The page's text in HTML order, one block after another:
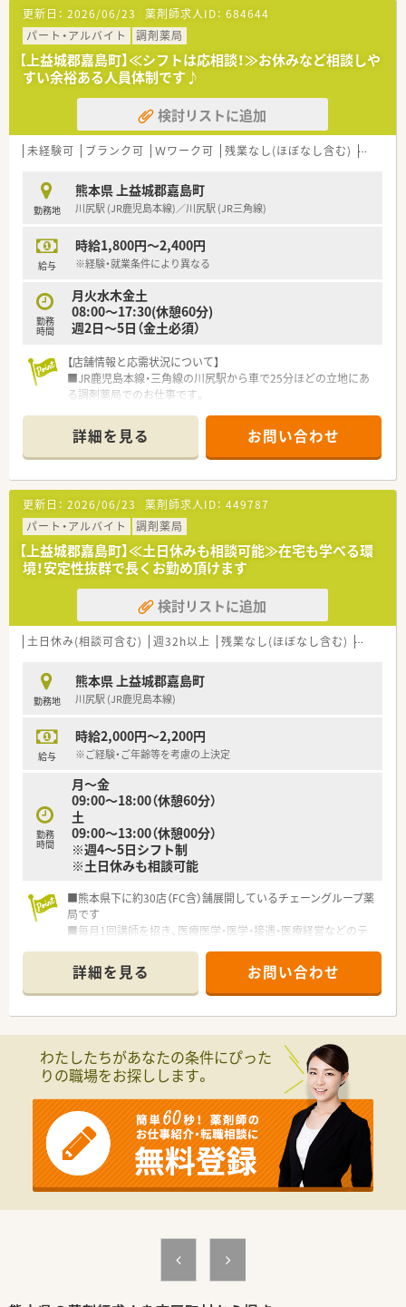
更新日： 2026/06/23 薬剤師求人ID： 684644
パート・アルバイト
調剤薬局
【上益城郡嘉島町】≪シフトは応相談！≫お休みなど相談しや
すい余裕ある人員体制です♪
検討リストに追加
未経験可 ブランク可 Ｗワーク可 残業なし(ほぼなし含む) 転勤な
勤務地
熊本県 上益城郡嘉島町
川尻駅 (JR鹿児島本線)／川尻駅 (JR三角線)
給与
時給1,800円～2,400円
※経験・就業条件により異なる
勤務
時間
月火水木金土
08:00～17:30(休憩60分)
週2日～5日（金土必須）
【店舗情報と応需状況について】
■JR鹿児島本線・三角線の川尻駅から車で25分ほどの立地にあ
る調剤薬局でのお仕事です。
おり、専門性を高めたい方にもおすすめです。
■薬剤師と事務が常時1〜2名体制で勤務しており、連携して業
務を進められますので安心です。
【募集背景と求める人物像について】
■今回は事業拡大に伴う増員募集のため、ゆとりをもった人員体
制が特徴で安心して働けます。
■未経験やブランクのある方も歓迎しており、子育て中の方も無
理なく勤務開始できます。
■経験やスキルよりも、協調性をもって業務に取り組める方を求
めている状況です。
【法人特徴について】
■熊本と福岡県大牟田市に3店舗の調剤薬局を展開する地域密着
■社員が働きやすい職場環境づくりに力を入れており、定着率も
高いのが特徴です。
■眼科や内科を中心に地域医療を支えながら、着実に事業を拡大
【求人情報について】
当していただきます。
■未経験やブランクがある方も応募可能で、丁寧に指導してもら
える環境が整っています。
■Wワークも可能で、ご自身のライフスタイルに合わせて働くこ
とができますよ。
詳細を見る お問い合わせ
更新日： 2026/06/23 薬剤師求人ID： 449787
パート・アルバイト
調剤薬局
【上益城郡嘉島町】≪土日休みも相談可能≫在宅も学べる環
境！安定性抜群で長くお勤め頂けます
検討リストに追加
土日休み(相談可含む) 週32h以上 残業なし(ほぼなし含む) 車通勤可
勤務地
熊本県 上益城郡嘉島町
川尻駅 (JR鹿児島本線)
給与
時給2,000円～2,200円
※ご経験・ご年齢等を考慮の上決定
勤務
時間
月～金
09:00～18:00（休憩60分）
土
09:00～13:00（休憩00分）
※週4～5日シフト制
※土日休みも相談可能
■熊本県下に約30店（FC含）舗展開しているチェーングループ薬
局です
■毎月1回講師を招き、医療医学・医学・接遇・医療経営などのテ
薬剤師としてのレベルアップに熱心な薬局です
■「在宅事業」に関して本部前に事務所を構えており、ケアマネ
ージャーの方たちと
協力しながら事業拡大を図っています。
■管理薬剤師は30代の男性です。温和な方で薬局の雰囲気も良
く働きやすい環境です。
詳細を見る お問い合わせ
わたしたちがあなたの条件にぴった
りの職場をお探しします。